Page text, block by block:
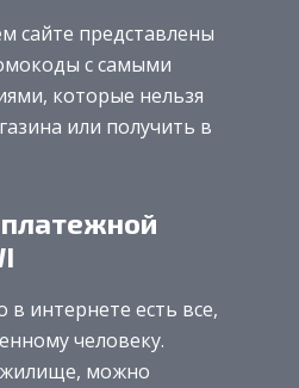
сайте представлены
с самыми
которые нельзя
или получить в
в интернете есть все,
человеку.
жилище, можно